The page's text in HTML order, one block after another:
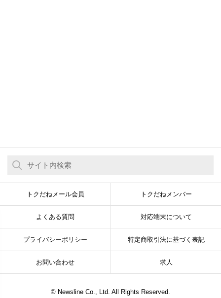
トクだねメール会員 トクだねメンバー
よくある質問 対応端末について
プライバシーポリシー 特定商取引法に基づく表記
お問い合わせ 求人
© Newsline Co., Ltd. All Rights Reserved.